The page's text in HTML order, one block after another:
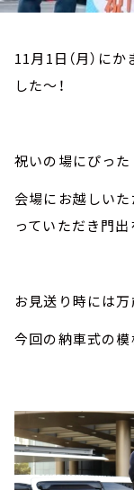
11月1日（月）に
した～！
祝いの場にぴった
会場にお越しい
っていただき門
お見送り時には万
今回の納車式の